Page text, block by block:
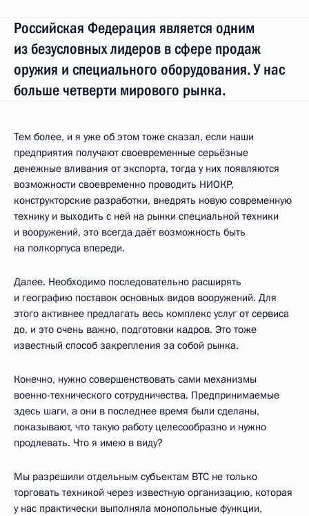
Российская Федерация является одним
из безусловных лидеров в сфере продаж
оружия и специального оборудования. У нас
больше четверти мирового рынка.
Тем более, и я уже об этом тоже сказал, если наши
предприятия получают своевременные серьёзные
денежные вливания от экспорта, тогда у них появляются
возможности своевременно проводить НИОКР,
конструкторские разработки, внедрять новую современную
технику и выходить с ней на рынки специальной техники
и вооружений, это всегда даёт возможность быть
на полкорпуса впереди.
Далее. Необходимо последовательно расширять
и географию поставок основных видов вооружений. Для
этого активнее предлагать весь комплекс услуг от сервиса
до, и это очень важно, подготовки кадров. Это тоже
известный способ закрепления за собой рынка.
Конечно, нужно совершенствовать сами механизмы
военно-технического сотрудничества. Предпринимаемые
здесь шаги, а они в последнее время были сделаны,
показывают, что такую работу целесообразно и нужно
продлевать. Что я имею в виду?
Мы разрешили отдельным субъектам ВТС не только
торговать техникой через известную организацию, которая
у нас практически выполняла монопольные функции,